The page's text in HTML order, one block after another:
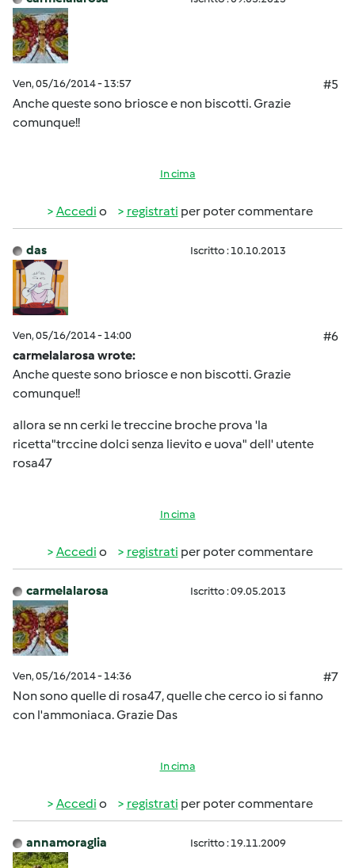
Ven, 05/16/2014 - 13:57
#5
Anche queste sono briosce e non biscotti. Grazie
comunque!!
In cima
Accedi o registrati per poter commentare
das Iscritto : 10.10.2013
Ven, 05/16/2014 - 14:00
#6
carmelalarosa wrote:
Anche queste sono briosce e non biscotti. Grazie
comunque!!
allora se nn cerki le treccine broche prova 'la
ricetta"trccine dolci senza lievito e uova" dell' utente
rosa47
In cima
Accedi o registrati per poter commentare
carmelalarosa Iscritto : 09.05.2013
Ven, 05/16/2014 - 14:36
#7
Non sono quelle di rosa47, quelle che cerco io si fanno
con l'ammoniaca. Grazie Das
In cima
Accedi o registrati per poter commentare
annamoraglia Iscritto : 19.11.2009